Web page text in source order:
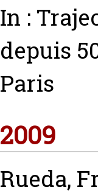
In :
depuis
Paris
2009
Rueda,